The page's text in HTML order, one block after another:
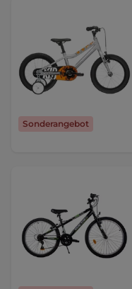
Sonderangebot